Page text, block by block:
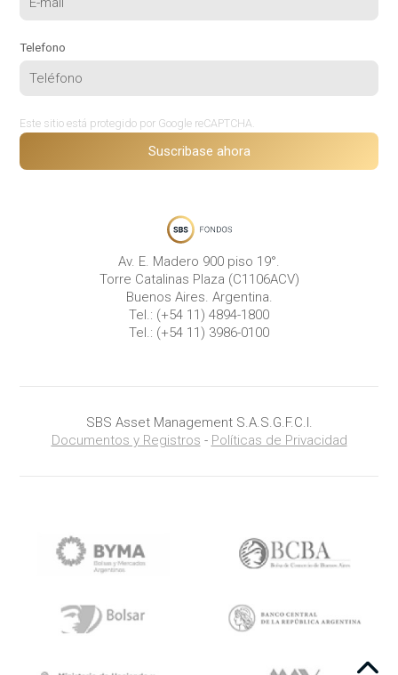
Telefono
Este sitio está protegido por Google reCAPTCHA.
Suscribase ahora
Av. E. Madero 900 piso 19°.
Torre Catalinas Plaza (C1106ACV)
Buenos Aires. Argentina.
Tel.: (+54 11) 4894-1800
Tel.: (+54 11) 3986-0100
SBS Asset Management S.A.S.G.F.C.I.
Documentos y Registros - Políticas de Privacidad